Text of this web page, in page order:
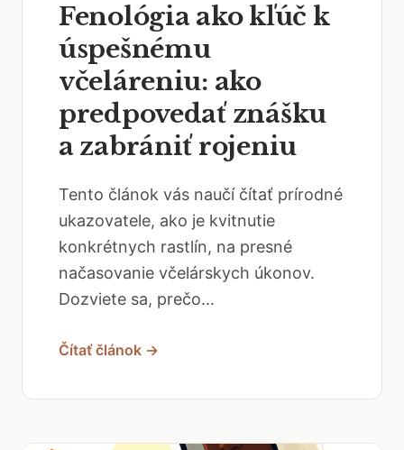
Fenológia ako kľúč k
úspešnému
včeláreniu: ako
predpovedať znášku
a zabrániť rojeniu
Tento článok vás naučí čítať prírodné
ukazovatele, ako je kvitnutie
konkrétnych rastlín, na presné
načasovanie včelárskych úkonov.
Dozviete sa, prečo...
Čítať článok →